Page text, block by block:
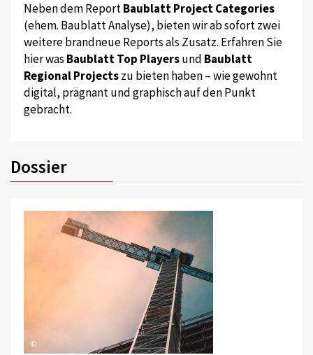
Neben dem ReportBaublatt Project Categories
(ehem. Baublatt Analyse), bieten wir ab sofort zwei
weitere brandneue Reports als Zusatz. Erfahren Sie
hier was Baublatt Top Playersund Baublatt
Regional Projectszu bieten haben – wie gewohnt
digital, prägnant und graphisch auf den Punkt
gebracht.
Dossier
©